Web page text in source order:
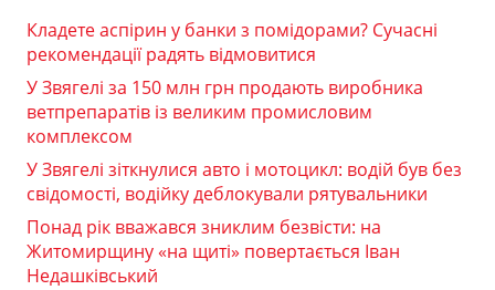
Кладете аспірин у банки з помідорами? Сучасні
рекомендації радять відмовитися
У Звягелі за 150 млн грн продають виробника
ветпрепаратів із великим промисловим
комплексом
У Звягелі зіткнулися авто і мотоцикл: водій був без
свідомості, водійку деблокували рятувальники
Понад рік вважався зниклим безвісти: на
Житомирщину «на щиті» повертається Іван
Недашківський